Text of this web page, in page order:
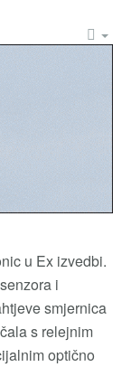
u Ex izvedbi.
i
smjernica
s relejnim
optično